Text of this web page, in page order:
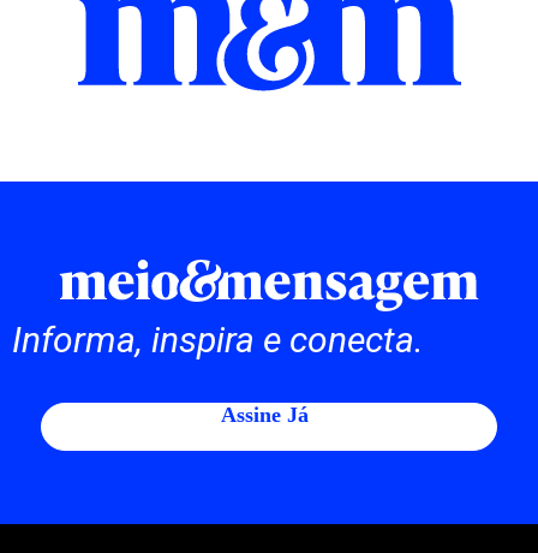
Informa, inspira e conecta.
Assine Já